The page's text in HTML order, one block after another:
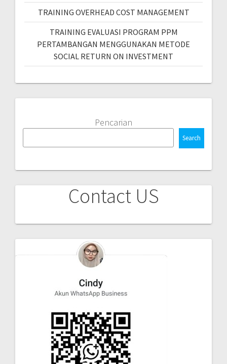
TRAINING OVERHEAD COST MANAGEMENT
TRAINING EVALUASI PROGRAM PPM
PERTAMBANGAN MENGGUNAKAN METODE
SOCIAL RETURN ON INVESTMENT
Pencarian
Search
Contact US